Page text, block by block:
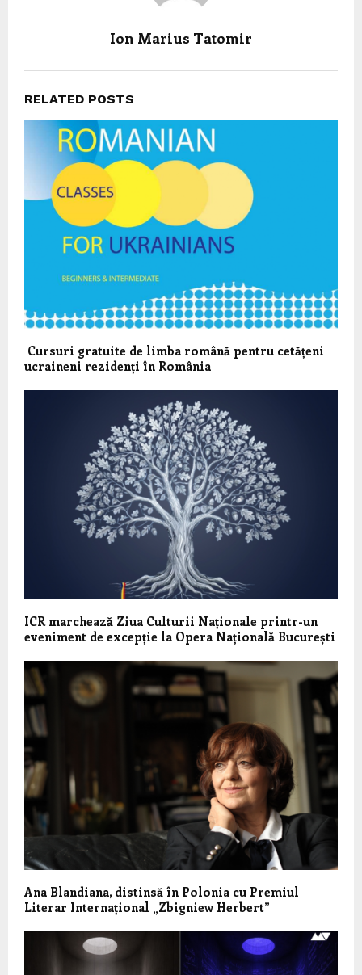
Ion Marius Tatomir
RELATED POSTS
Cursuri gratuite de limba română pentru cetățeni
ucraineni rezidenți în România
ICR marchează Ziua Culturii Naționale printr-un
eveniment de excepție la Opera Națională București
Ana Blandiana, distinsă în Polonia cu Premiul
Literar Internațional „Zbigniew Herbert”